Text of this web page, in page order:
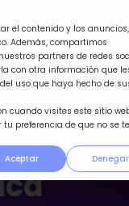
el contenido y los anuncios,
Además, compartimos
partners de redes
con otra información que
uso que haya hecho de
cuando visites este sitio
preferencia de que no se
Aceptar Denegar